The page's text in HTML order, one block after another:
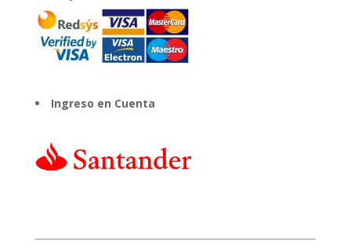
Ingreso en Cuenta